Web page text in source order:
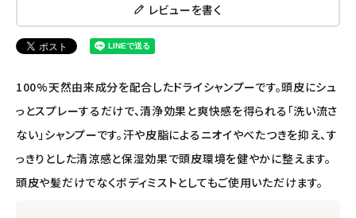
アカウント情報
meeting_room ログイン person 会員登録
レビューを書く
100%天然由来成分を配合したドライシャンプーです。頭皮にシュ
っとスプレーするだけで、清浄効果と爽快感を得られる「洗い流さ
ない」シャンプーです。汗や皮脂によるニオイやべたつきを抑え、す
っきりとした清涼感と保湿効果で頭皮環境を健やかに整えます。
頭皮や髪だけでなくボディミストとしてもご使用いただけます。